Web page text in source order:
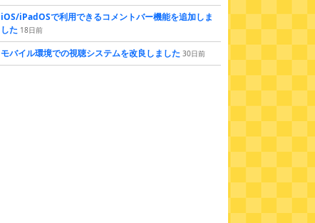
iOS/iPadOSで利用できるコメントバー機能を追加しま
した 18日前
モバイル環境での視聴システムを改良しました 30日前